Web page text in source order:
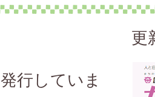
更
行していま